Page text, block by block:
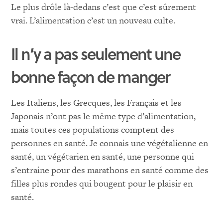
Le plus drôle là-dedans c’est que c’est sûrement
vrai. L’alimentation c’est un nouveau culte.
Il n’y a pas seulement une
bonne façon de manger
Les Italiens, les Grecques, les Français et les
Japonais n’ont pas le même type d’alimentation,
mais toutes ces populations comptent des
personnes en santé. Je connais une végétalienne en
santé, un végétarien en santé, une personne qui
s’entraine pour des marathons en santé comme des
filles plus rondes qui bougent pour le plaisir en
santé.